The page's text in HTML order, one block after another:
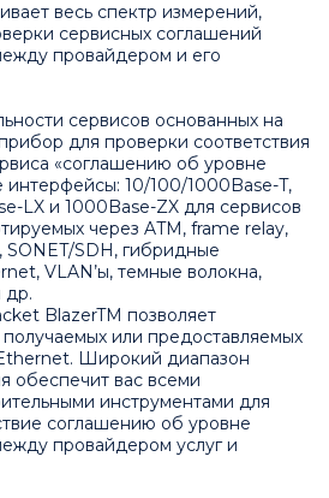
весь спектр измерений,
сервисных соглашений
провайдером и его
сервисов основанных на
для проверки соответствия
«соглашению об уровне
интерфейсы: 10/100/1000Base-T,
LX и 1000Base-ZX для сервисов
через ATM, frame relay,
SDH, гибридные
VLAN’ы, темные волокна,
др.
BlazerTM позволяет
получаемых или предоставляемых
Широкий диапазон
обеспечит вас всеми
инструментами для
соглашению об уровне
провайдером услуг и